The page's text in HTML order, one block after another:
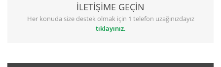
İLETİŞİME GEÇİN
Her konuda size destek olmak için 1 telefon uzağınızdayız
tıklayınız.